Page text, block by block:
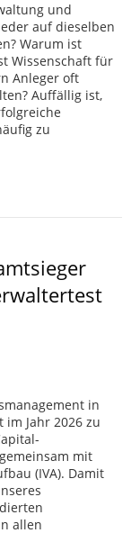
und
auf dieselben
Warum ist
Wissenschaft für
Anleger oft
Auffällig ist,
zu
in
im Jahr 2026 zu
mit
(IVA). Damit
allen